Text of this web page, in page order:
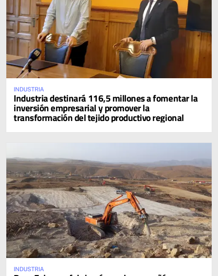
INDUSTRIA
Industria destinará 116,5 millones a fomentar la
inversión empresarial y promover la
transformación del tejido productivo regional
INDUSTRIA